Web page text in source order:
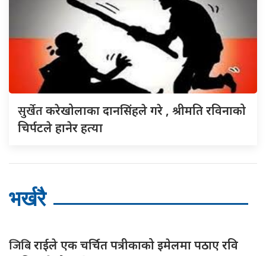
सुर्खेतकरेखोलाका दानसिंहले गरे , श्रीमति रविनाको
चिर्पटले हानेर हत्या
भर्खरै
जिबिराईले एक चर्चित पत्रीकाको इमेलमा पठाए रवि